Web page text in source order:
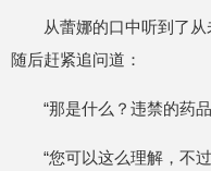
从蕾娜的口中听到了
随后赶紧追问道：
“那是什么？违禁的药
“您可以这么理解，不